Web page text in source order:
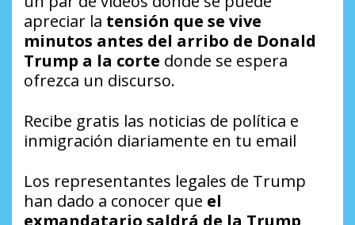
apreciar la tensión que se vive
minutos antes del arribo de Donald
Trump a la corte donde se espera
ofrezca un discurso.
Recibe gratis las noticias de política e
inmigración diariamente en tu email
Los representantes legales de Trump
han dado a conocer que el
exmandatario saldrá de la Trump